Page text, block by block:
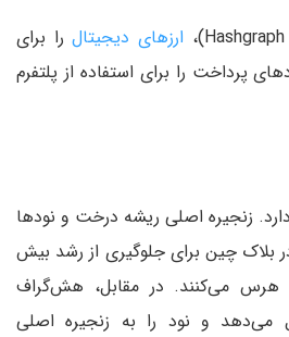
ارزهای دیجیتالرا برای
پرداخت را برای استفاده از پلتفرم
زنجیره اصلی ریشه درخت و نودها
بلاک چین برای جلوگیری از رشد بیش
هرس می‌کنند. در مقابل، هش‌گراف
و نود را به زنجیره اصلی